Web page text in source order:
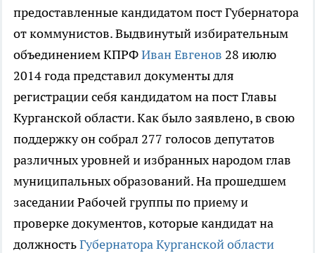
предоставленные кандидатом пост Губернатора
от коммунистов.Выдвинутый избирательным
объединением КПРФИван Евгенов 28 июлю
2014 года представил документы для
регистрации себя кандидатом на пост Главы
Курганской области. Как было заявлено, в свою
поддержку он собрал 277 голосов депутатов
различных уровней и избранных народом глав
муниципальных образований. На прошедшем
заседании Рабочей группы по приему и
проверке документов, которые кандидат на
должностьГубернатора Курганской области